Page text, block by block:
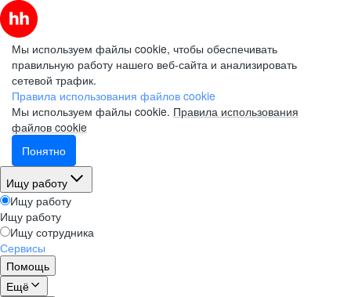
Мы используем файлы cookie, чтобы обеспечивать
правильную работу нашего веб-сайта и анализировать
сетевой трафик.
Правила использования файлов cookie
Мы используем файлы cookie. Правила использования
файлов cookie
Понятно
Ищу работу
Ищу работу
Ищу работу
Ищу сотрудника
Сервисы
Помощь
Ещё